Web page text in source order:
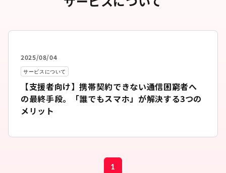
2025/08/04
サービスについて
【支援者向け】携帯契約できない通信困窮者へ
の最終手段。「誰でもスマホ」が解決する3つの
メリット
1